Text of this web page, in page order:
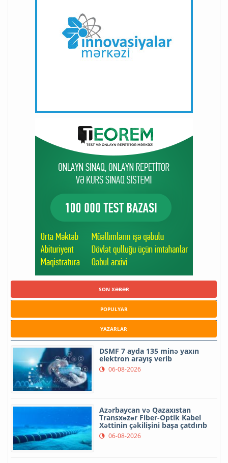
SON XƏBƏR
POPULYAR
YAZARLAR
DSMF 7 ayda 135 minə yaxın
elektron arayış verib
06-08-2026
Azərbaycan və Qazaxıstan
Transxəzər Fiber-Optik Kabel
Xəttinin çəkilişini başa çatdırıb
06-08-2026